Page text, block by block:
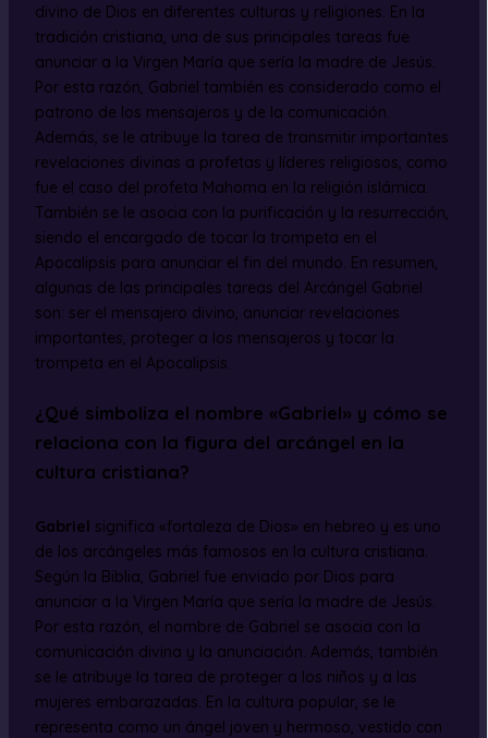
divino de Dios en diferentes culturas y religiones. En la
tradición cristiana, una de sus principales tareas fue
anunciar a la Virgen María que sería la madre de Jesús.
Por esta razón, Gabriel también es considerado como el
patrono de los mensajeros y de la comunicación.
Además, se le atribuye la tarea de transmitir importantes
revelaciones divinas a profetas y líderes religiosos, como
fue el caso del profeta Mahoma en la religión islámica.
También se le asocia con la purificación y la resurrección,
siendo el encargado de tocar la trompeta en el
Apocalipsis para anunciar el fin del mundo. En resumen,
algunas de las principales tareas del Arcángel Gabriel
son: ser el mensajero divino, anunciar revelaciones
importantes, proteger a los mensajeros y tocar la
trompeta en el Apocalipsis.
¿Qué simboliza el nombre «Gabriel» y cómo se
relaciona con la figura del arcángel en la
cultura cristiana?
Gabriel significa «fortaleza de Dios» en hebreo y es uno
de los arcángeles más famosos en la cultura cristiana.
Según la Biblia, Gabriel fue enviado por Dios para
anunciar a la Virgen María que sería la madre de Jesús.
Por esta razón, el nombre de Gabriel se asocia con la
comunicación divina y la anunciación. Además, también
se le atribuye la tarea de proteger a los niños y a las
mujeres embarazadas. En la cultura popular, se le
representa como un ángel joven y hermoso, vestido con